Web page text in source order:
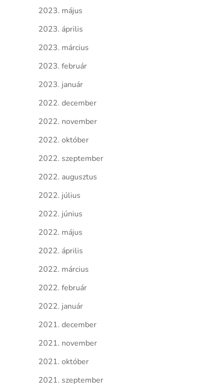
2023. május
2023. április
2023. március
2023. február
2023. január
2022. december
2022. november
2022. október
2022. szeptember
2022. augusztus
2022. július
2022. június
2022. május
2022. április
2022. március
2022. február
2022. január
2021. december
2021. november
2021. október
2021. szeptember